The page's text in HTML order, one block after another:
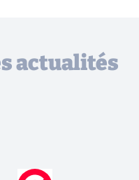
actualités